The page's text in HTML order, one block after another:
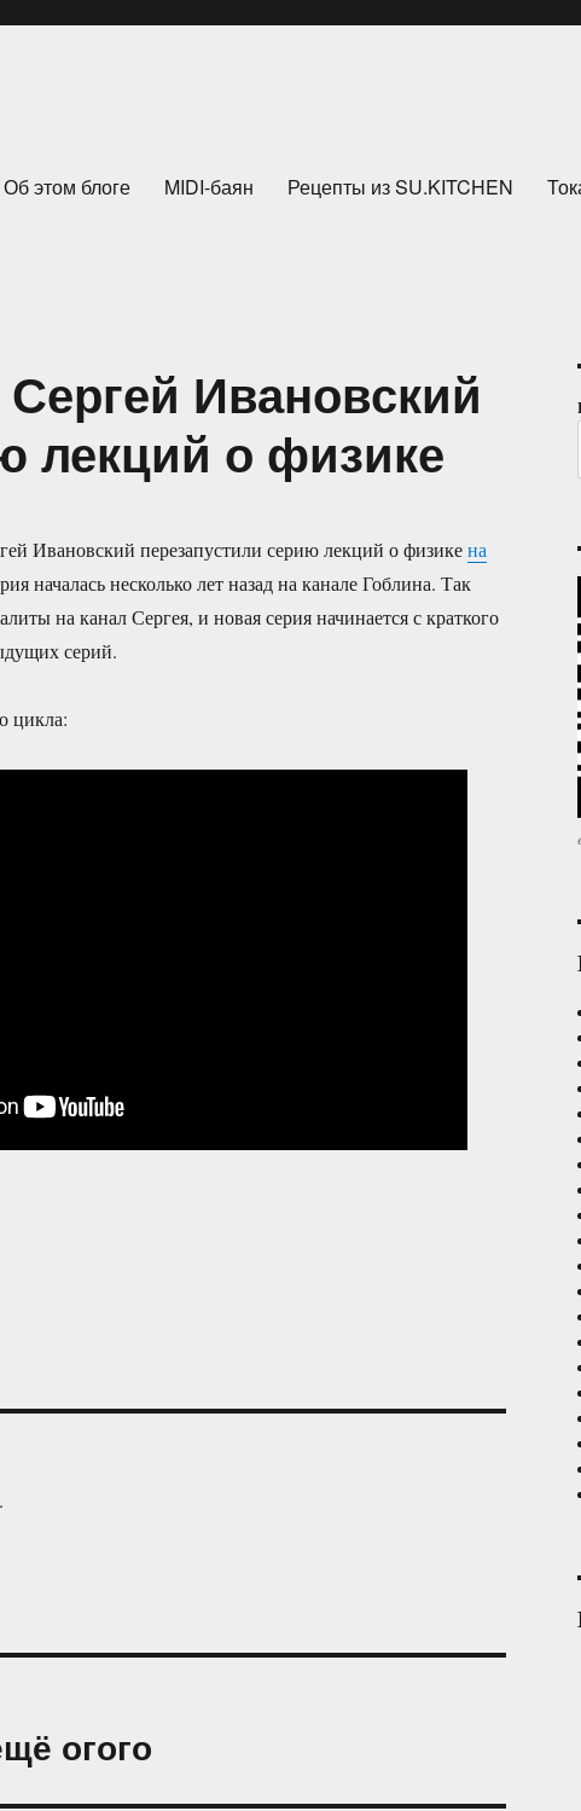
Об этом блоге MIDI-баян Рецепты из SU.KITCHEN
Ивановский
лекций о физике
Ивановский перезапустили серию лекций о физикена
началась несколько лет назад на канале Гоблина. Так
на канал Сергея, и новая серия начинается с краткого
серий.
цикла:
.
огого